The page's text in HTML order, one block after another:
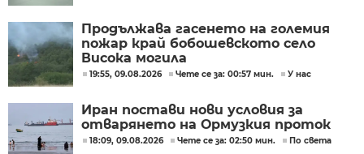
Продължава гасенето на големия
пожар край бобошевското село
Висока могила
19:55, 09.08.2026 Чете се за: 00:57 мин. У нас
Иран постави нови условия за
отварянето на Ормузкия проток
18:09, 09.08.2026 Чете се за: 02:50 мин. По света